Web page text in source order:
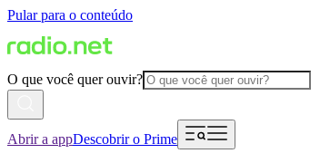
Pular para o conteúdo
O que você quer ouvir?
Abrir a appDescobrir o Prime